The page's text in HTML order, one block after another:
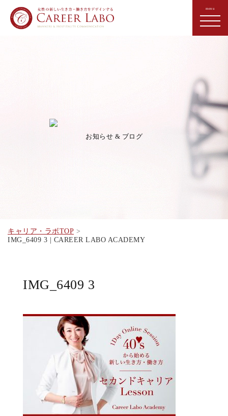
お知らせ & ブログ
キャリア・ラボTOP
IMG_6409 3 | CAREER LABO ACADEMY
IMG_6409 3